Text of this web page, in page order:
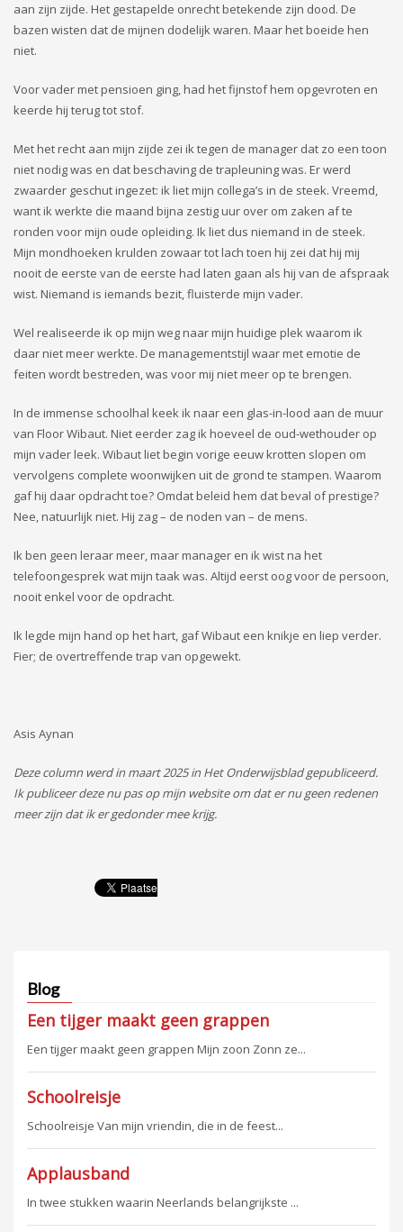
aan zijn zijde. Het gestapelde onrecht betekende zijn dood. De
bazen wisten dat de mijnen dodelijk waren. Maar het boeide hen
niet.
Voor vader met pensioen ging, had het fijnstof hem opgevroten en
keerde hij terug tot stof.
Met het recht aan mijn zijde zei ik tegen de manager dat zo een toon
niet nodig was en dat beschaving de trapleuning was. Er werd
zwaarder geschut ingezet: ik liet mijn collega’s in de steek. Vreemd,
want ik werkte die maand bijna zestig uur over om zaken af te
ronden voor mijn oude opleiding. Ik liet dus niemand in de steek.
Mijn mondhoeken krulden zowaar tot lach toen hij zei dat hij mij
nooit de eerste van de eerste had laten gaan als hij van de afspraak
wist. Niemand is iemands bezit, fluisterde mijn vader.
Wel realiseerde ik op mijn weg naar mijn huidige plek waarom ik
daar niet meer werkte. De managementstijl waar met emotie de
feiten wordt bestreden, was voor mij niet meer op te brengen.
In de immense schoolhal keek ik naar een glas-in-lood aan de muur
van Floor Wibaut. Niet eerder zag ik hoeveel de oud-wethouder op
mijn vader leek. Wibaut liet begin vorige eeuw krotten slopen om
vervolgens complete woonwijken uit de grond te stampen. Waarom
gaf hij daar opdracht toe? Omdat beleid hem dat beval of prestige?
Nee, natuurlijk niet. Hij zag – de noden van – de mens.
Ik ben geen leraar meer, maar manager en ik wist na het
telefoongesprek wat mijn taak was. Altijd eerst oog voor de persoon,
nooit enkel voor de opdracht.
Ik legde mijn hand op het hart, gaf Wibaut een knikje en liep verder.
Fier; de overtreffende trap van opgewekt.
Asis Aynan
Deze column werd in maart 2025 in Het Onderwijsblad gepubliceerd.
Ik publiceer deze nu pas op mijn website om dat er nu geen redenen
meer zijn dat ik er gedonder mee krijg.
Blog
Een tijger maakt geen grappen
Een tijger maakt geen grappen Mijn zoon Zonn ze...
Schoolreisje
Schoolreisje Van mijn vriendin, die in de feest...
Applausband
In twee stukken waarin Neerlands belangrijkste ...